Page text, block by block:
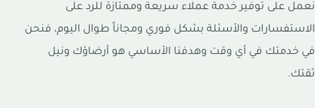
نعمل على توفير خدمة عملاء سريعة وممتازة للرد على
الاستفسارات والأسئلة بشكل فوري ومجاناً طوال اليوم، فنحن
في خدمتك في أي وقت وهدفنا الأساسي هو أرضاؤك ونيل
ثقتك.